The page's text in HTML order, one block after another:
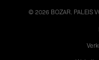
© 2026 BOZAR. PALEIS